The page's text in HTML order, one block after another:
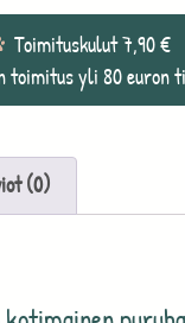
Toimituskulut 7,90 €
toimitus yli 80 euron
(0)